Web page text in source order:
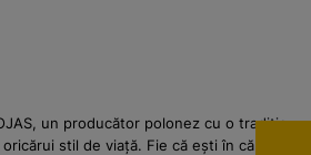
un producător polonez cu o tradiție
stil de viață. Fie că ești în căutarea